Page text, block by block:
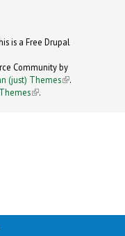
is a Free Drupal
Community by
(just) Themes (link is
.
(link is
.